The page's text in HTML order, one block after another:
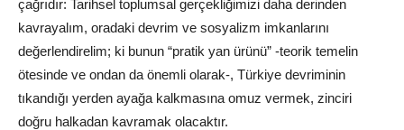
çağrıdır: Tarihsel toplumsal gerçekliğimizi daha derinden
kavrayalım, oradaki devrim ve sosyalizm imkanlarını
değerlendirelim; ki bunun “pratik yan ürünü” -teorik temelin
ötesinde ve ondan da önemli olarak-, Türkiye devriminin
tıkandığı yerden ayağa kalkmasına omuz vermek, zinciri
doğru halkadan kavramak olacaktır.